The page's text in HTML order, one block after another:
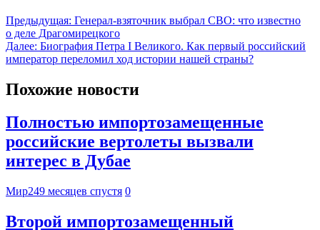
Предыдущая: Генерал-взяточник выбрал СВО: что известно
о деле Драгомирецкого
Далее: Биография Петра I Великого. Как первый российский
император переломил ход истории нашей страны?
Похожие новости
Полностью импортозамещенные
российские вертолеты вызвали
интерес в Дубае
Мир249 месяцев спустя 0
Второй импортозамещенный